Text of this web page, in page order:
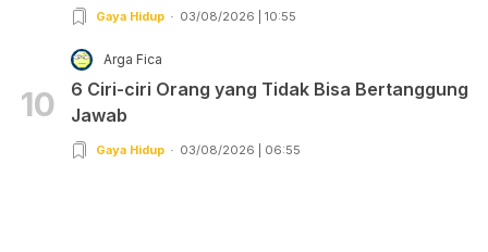
Gaya Hidup 03/08/2026 | 10:55
10
Arga Fica
6 Ciri-ciri Orang yang Tidak Bisa Bertanggung
Jawab
Gaya Hidup 03/08/2026 | 06:55